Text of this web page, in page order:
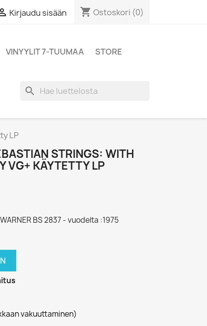
Kirjaudu sisään shopping_cart Ostoskori (0)
VINYYLIT 7-TUUMAA
STORE
search
LP
STRINGS: WITH
VG+ KÄYTETTY LP
BS 2837 - vuodelta :1975
vakuuttaminen)